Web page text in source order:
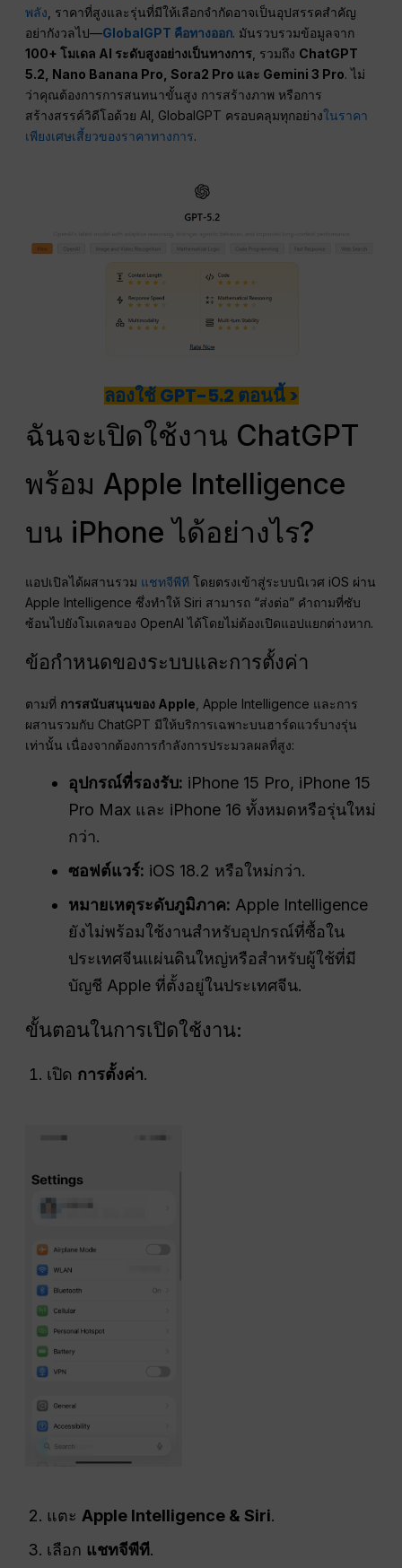
พลัง , ราคาที่สูงและรุ่นที่มีให้เลือกจำกัดอาจเป็นอุปสรรคสำคัญ
อย่ากังวลไป—GlobalGPT คือทางออก. มันรวบรวมข้อมูลจาก
100+ โมเดล AI ระดับสูงอย่างเป็นทางการ , รวมถึง ChatGPT
5.2, Nano Banana Pro, Sora2 Pro และ Gemini 3 Pro. ไม่
ว่าคุณต้องการการสนทนาขั้นสูง การสร้างภาพ หรือการ
สร้างสรรค์วิดีโอด้วย AI, GlobalGPT ครอบคลุมทุกอย่างในราคา
เพียงเศษเสี้ยวของราคาทางการ.
ลองใช้ GPT-5.2 ตอนนี้ >
ฉันจะเปิดใช้งาน ChatGPT
พร้อม Apple Intelligence
บน iPhone ได้อย่างไร?
แอปเปิลได้ผสานรวม แชทจีพีที โดยตรงเข้าสู่ระบบนิเวศ iOS ผ่าน
Apple Intelligence ซึ่งทำให้ Siri สามารถ “ส่งต่อ” คำถามที่ซับ
ซ้อนไปยังโมเดลของ OpenAI ได้โดยไม่ต้องเปิดแอปแยกต่างหาก.
ข้อกำหนดของระบบและการตั้งค่า
ตามที่ การสนับสนุนของ Apple, Apple Intelligence และการ
ผสานรวมกับ ChatGPT มีให้บริการเฉพาะบนฮาร์ดแวร์บางรุ่น
เท่านั้น เนื่องจากต้องการกำลังการประมวลผลที่สูง:
อุปกรณ์ที่รองรับ: iPhone 15 Pro, iPhone 15
Pro Max และ iPhone 16 ทั้งหมดหรือรุ่นใหม่
กว่า.
ซอฟต์แวร์: iOS 18.2 หรือใหม่กว่า.
หมายเหตุระดับภูมิภาค: Apple Intelligence
ยังไม่พร้อมใช้งานสำหรับอุปกรณ์ที่ซื้อใน
ประเทศจีนแผ่นดินใหญ่หรือสำหรับผู้ใช้ที่มี
บัญชี Apple ที่ตั้งอยู่ในประเทศจีน.
ขั้นตอนในการเปิดใช้งาน:
เปิด การตั้งค่า.
แตะApple Intelligence & Siri.
เลือก แชทจีพีที.